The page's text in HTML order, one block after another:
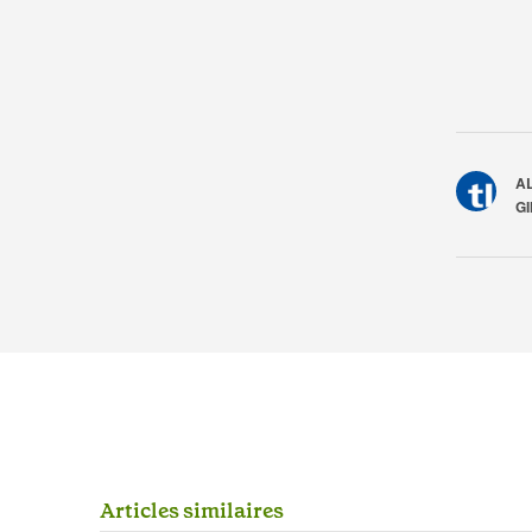
Articlessimilaires